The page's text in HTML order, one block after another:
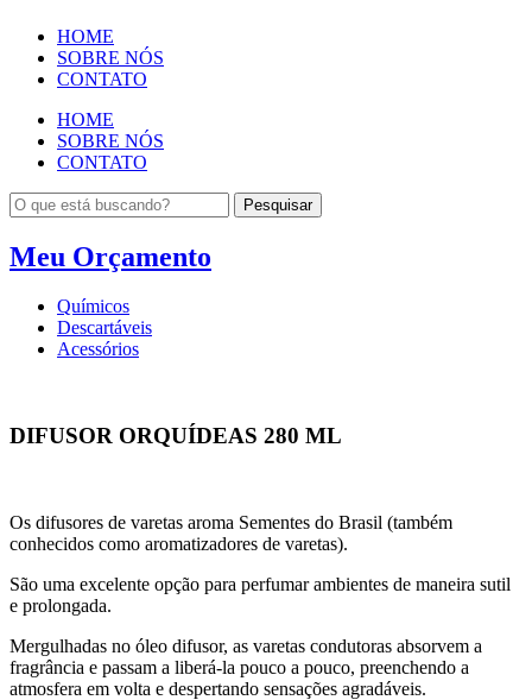
HOME
SOBRE NÓS
CONTATO
HOME
SOBRE NÓS
CONTATO
Pesquisar
Meu Orçamento
Químicos
Descartáveis
Acessórios
DIFUSOR ORQUÍDEAS 280 ML
Os difusores de varetas aroma Sementes do Brasil (também
conhecidos como aromatizadores de varetas).
São uma excelente opção para perfumar ambientes de maneira sutil
e prolongada.
Mergulhadas no óleo difusor, as varetas condutoras absorvem a
fragrância e passam a liberá-la pouco a pouco, preenchendo a
atmosfera em volta e despertando sensações agradáveis.